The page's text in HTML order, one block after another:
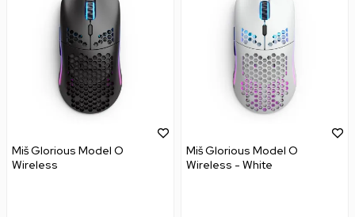
Miš Glorious Model O
Wireless
Miš Glorious Model O
Wireless - White